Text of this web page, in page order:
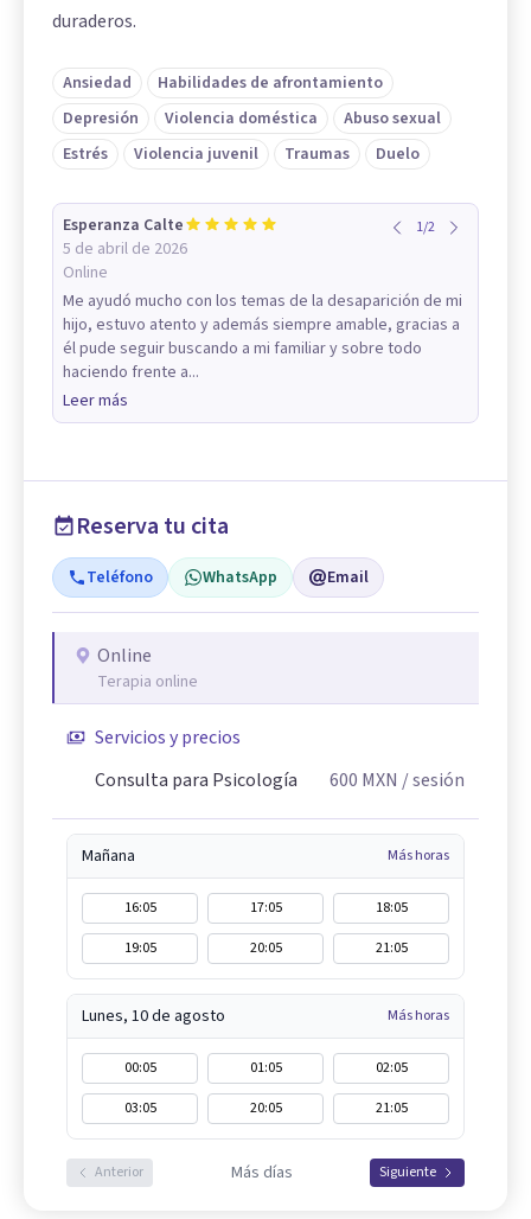
duraderos.
Ansiedad
Habilidades de afrontamiento
Depresión
Violencia doméstica
Abuso sexual
Estrés
Violencia juvenil Traumas Duelo
Esperanza Calte
5 de abril de 2026
Online
1/2
Me ayudó mucho con los temas de la desaparición de mi
hijo, estuvo atento y además siempre amable, gracias a
él pude seguir buscando a mi familiar y sobre todo
haciendo frente a...
Leer más
Reserva tu cita
Teléfono WhatsApp Email
Online
Terapia online
Servicios y precios
Consulta para Psicología
600 MXN / sesión
Mañana Más horas
16:05 17:05
18:05
19:05
20:05 21:05
Lunes, 10 de agosto Más horas
00:05 01:05
02:05
03:05
20:05 21:05
Anterior Más días Siguiente